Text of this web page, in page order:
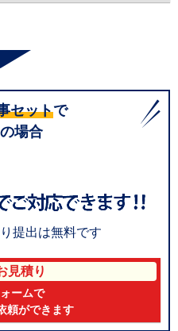
セットで
場合
提出は無料です
見積り
ームで
頼ができます